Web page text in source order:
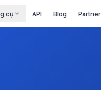
cụ API Blog Partner